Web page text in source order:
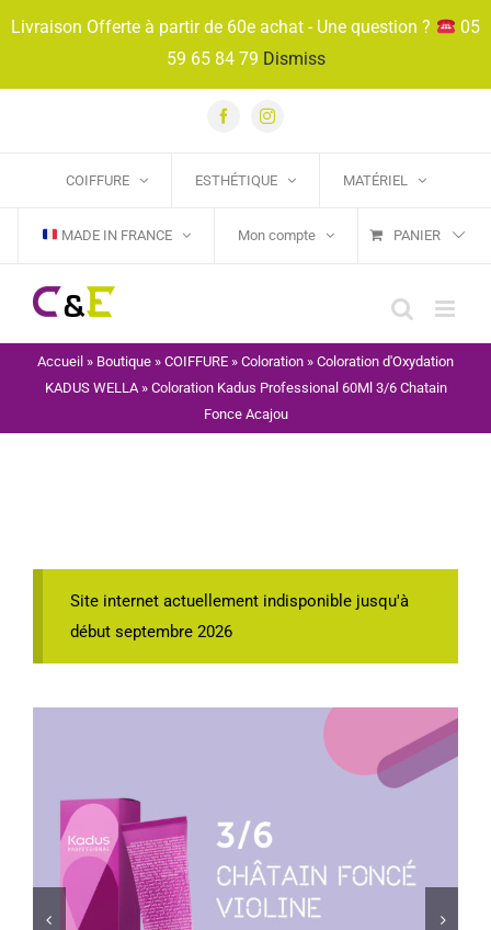
FacebookInstagram
COIFFURE ESTHÉTIQUE MATÉRIEL
MADE IN FRANCE Mon compte PANIER
Accueil » Boutique » COIFFURE » Coloration » Coloration d'Oxydation
KADUS WELLA» Coloration Kadus Professional 60Ml 3/6 Chatain
Fonce Acajou
Site internet actuellement indisponible jusqu'à
début septembre 2026
 
Livraison Offerte à partir de 60e achat - Une question ?
05
59 65 84 79 Dismiss